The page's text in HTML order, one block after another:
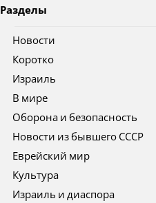
Разделы
Новости
Коротко
Израиль
В мире
Оборона и безопасность
Новости из бывшего СССР
Еврейский мир
Культура
Израиль и диаспора